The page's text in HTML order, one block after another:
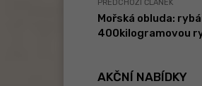
PŘEDCHOZÍ ČLÁNEK
Mořská obluda:
400kilogramovou
AKČNÍ NABÍDKY